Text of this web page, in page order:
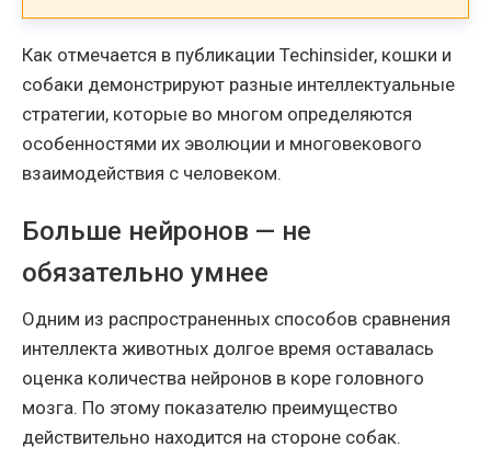
Как отмечается в публикации Techinsider, кошки и
собаки демонстрируют разные интеллектуальные
стратегии, которые во многом определяются
особенностями их эволюции и многовекового
взаимодействия с человеком.
Больше нейронов — не
обязательно умнее
Одним из распространенных способов сравнения
интеллекта животных долгое время оставалась
оценка количества нейронов в коре головного
мозга. По этому показателю преимущество
действительно находится на стороне собак.